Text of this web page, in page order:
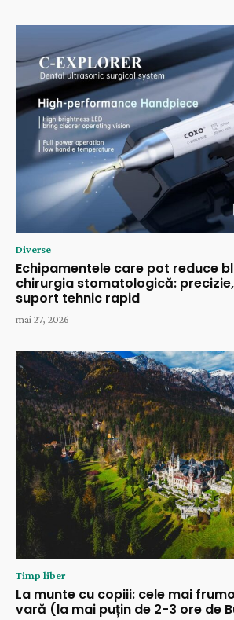
Diverse
Echipamentele care pot reduce
chirurgia stomatologică:
suport tehnic rapid
mai 27, 2026
Timp liber
La munte cu copiii: cele mai
vară (la mai puțin de 2-3 ore de